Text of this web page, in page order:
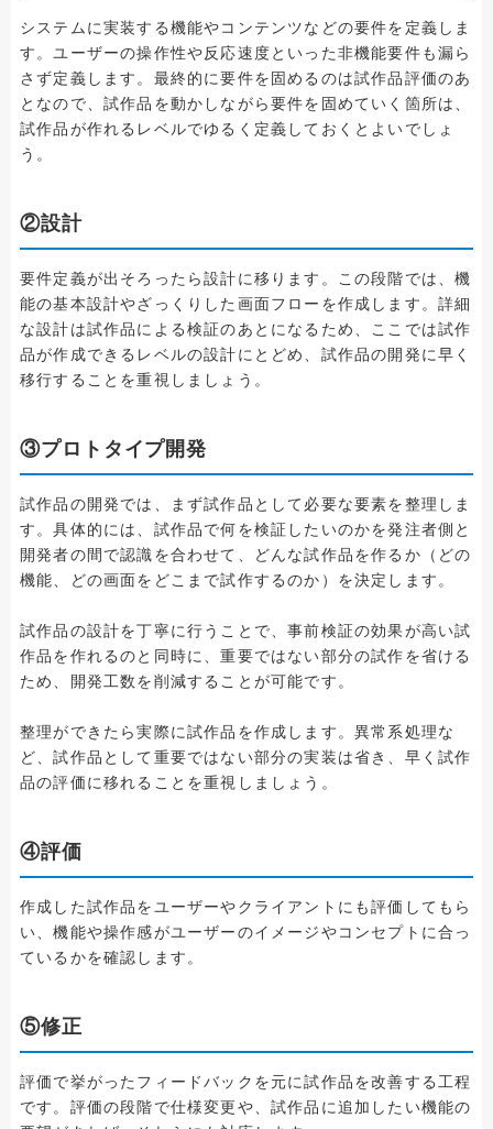
システムに実装する機能やコンテンツなどの要件を定義しま
す。ユーザーの操作性や反応速度といった非機能要件も漏ら
さず定義します。最終的に要件を固めるのは試作品評価のあ
となので、試作品を動かしながら要件を固めていく箇所は、
試作品が作れるレベルでゆるく定義しておくとよいでしょ
う。
②設計
要件定義が出そろったら設計に移ります。この段階では、機
能の基本設計やざっくりした画面フローを作成します。詳細
な設計は試作品による検証のあとになるため、ここでは試作
品が作成できるレベルの設計にとどめ、試作品の開発に早く
移行することを重視しましょう。
③プロトタイプ開発
試作品の開発では、まず試作品として必要な要素を整理しま
す。具体的には、試作品で何を検証したいのかを発注者側と
開発者の間で認識を合わせて、どんな試作品を作るか（どの
機能、どの画面をどこまで試作するのか）を決定します。
試作品の設計を丁寧に行うことで、事前検証の効果が高い試
作品を作れるのと同時に、重要ではない部分の試作を省ける
ため、開発工数を削減することが可能です。
整理ができたら実際に試作品を作成します。異常系処理な
ど、試作品として重要ではない部分の実装は省き、早く試作
品の評価に移れることを重視しましょう。
④評価
作成した試作品をユーザーやクライアントにも評価してもら
い、機能や操作感がユーザーのイメージやコンセプトに合っ
ているかを確認します。
⑤修正
評価で挙がったフィードバックを元に試作品を改善する工程
です。評価の段階で仕様変更や、試作品に追加したい機能の